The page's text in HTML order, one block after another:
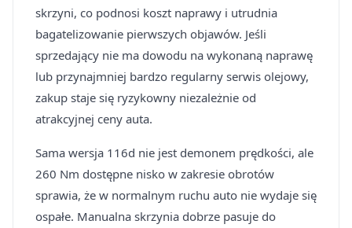
skrzyni, co podnosi koszt naprawy i utrudnia
bagatelizowanie pierwszych objawów. Jeśli
sprzedający nie ma dowodu na wykonaną naprawę
lub przynajmniej bardzo regularny serwis olejowy,
zakup staje się ryzykowny niezależnie od
atrakcyjnej ceny auta.
Sama wersja 116d nie jest demonem prędkości, ale
260 Nm dostępne nisko w zakresie obrotów
sprawia, że w normalnym ruchu auto nie wydaje się
ospałe. Manualna skrzynia dobrze pasuje do